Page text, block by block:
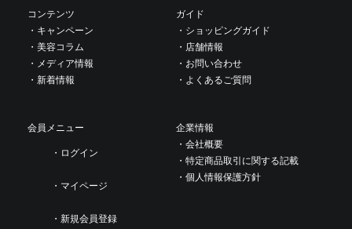
コンテンツ
・キャンペーン
・美容コラム
・メディア情報
・新着情報
ガイド
・ショッピングガイド
・店舗情報
・お問い合わせ
・よくあるご質問
会員メニュー
・ログイン
・マイページ
・新規会員登録
企業情報
・会社概要
・特定商品取引に関する記載
・個人情報保護方針